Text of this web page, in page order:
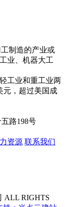
制造的产业或
业、机器大工
工业和重工业两
元，超过美国成
路198号
资源 联系我们
ALL RIGHTS